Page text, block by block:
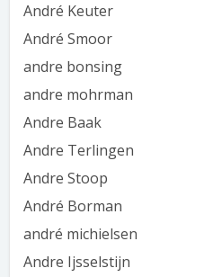
André Keuter
André Smoor
andre bonsing
andre mohrman
Andre Baak
Andre Terlingen
Andre Stoop
André Borman
andré michielsen
Andre Ijsselstijn